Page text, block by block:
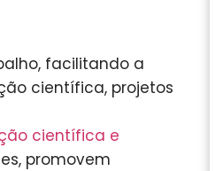
facilitando a
científica, projetos
científica e
promovem